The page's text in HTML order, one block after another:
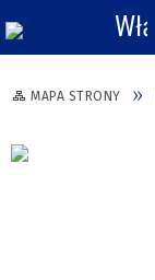
MAPA STRONY